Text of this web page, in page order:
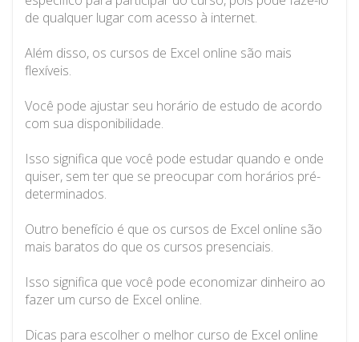
de qualquer lugar com acesso à internet.
Além disso, os cursos de Excel online são mais
flexíveis.
Você pode ajustar seu horário de estudo de acordo
com sua disponibilidade.
Isso significa que você pode estudar quando e onde
quiser, sem ter que se preocupar com horários pré-
determinados.
Outro benefício é que os cursos de Excel online são
mais baratos do que os cursos presenciais.
Isso significa que você pode economizar dinheiro ao
fazer um curso de Excel online.
Dicas para escolher o melhor curso de Excel online